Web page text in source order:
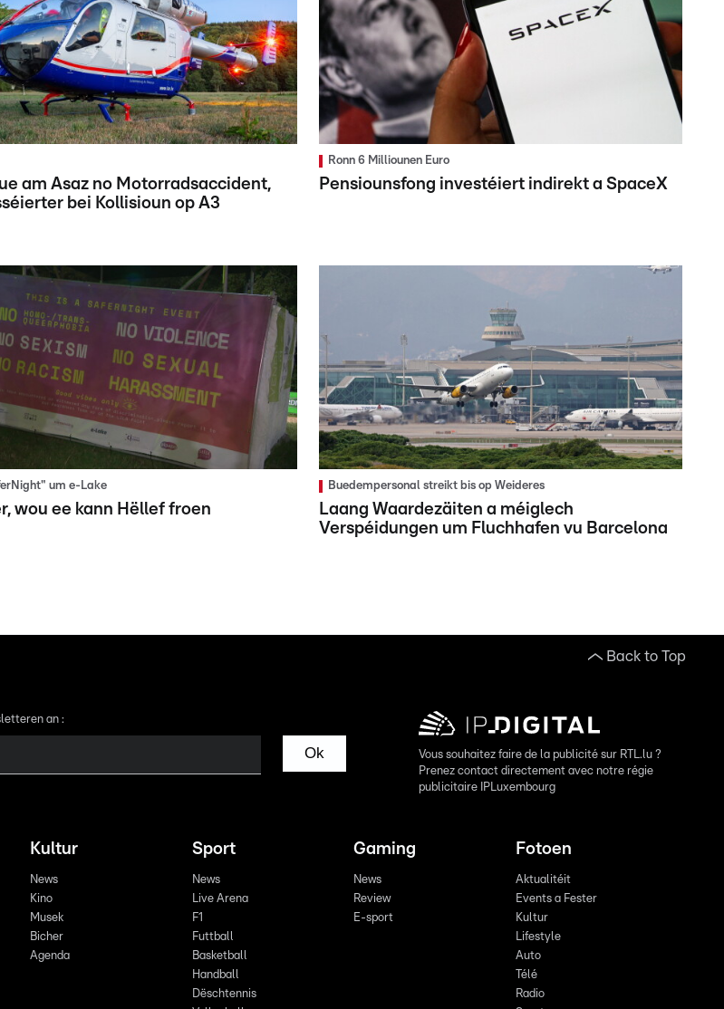
am Asaz no Motorradsaccident,
bei Kollisioun op A3
Ronn 6 Milliounen Euro
Pensiounsfong investéiert indirekt a SpaceX
um e-Lake
wou ee kann Hëllef froen
Buedempersonal streikt bis op Weideres
Laang Waardezäiten a méiglech
Verspéidungen um Fluchhafen vu Barcelona
Back to Top
an :
Ok
Vous souhaitez faire de la publicité sur RTL.lu ?
Prenez contact directement avec notre régie
publicitaire IPLuxembourg
Kultur
News
Kino
Musek
Bicher
Agenda
Sport
News
Live Arena
F1
Futtball
Basketball
Handball
Dëschtennis
Gaming
News
Review
E-sport
Fotoen
Aktualitéit
Events a Fester
Kultur
Lifestyle
Auto
Télé
Radio